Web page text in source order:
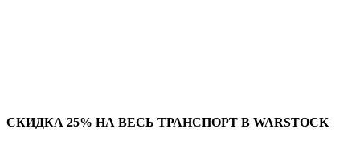
СКИДКА 25% НА ВЕСЬ ТРАНСПОРТ В WARSTOCK